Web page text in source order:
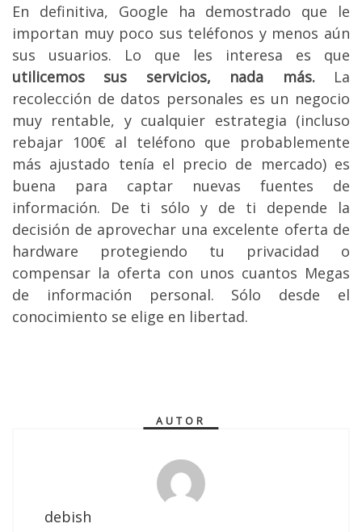
En definitiva, Google ha demostrado que le
importan muy poco sus teléfonos y menos aún
sus usuarios. Lo que les interesa es que
utilicemos sus servicios, nada más.La
recolección de datos personales es un negocio
muy rentable, y cualquier estrategia (incluso
rebajar 100€ al teléfono que probablemente
más ajustado tenía el precio de mercado) es
buena para captar nuevas fuentes de
información. De ti sólo y de ti depende la
decisión de aprovechar una excelente oferta de
hardware protegiendo tu privacidad o
compensar la oferta con unos cuantos Megas
de información personal. Sólo desde el
conocimiento se elige en libertad.
AUTOR
debish